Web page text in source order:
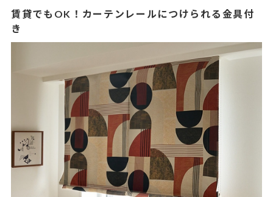
賃貸でもOK！カーテンレールにつけられる金具付
き